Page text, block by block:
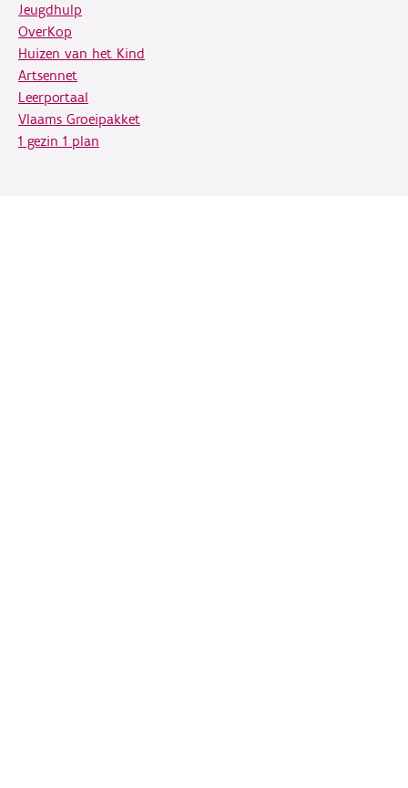
Jeugdhulp
OverKop
Huizen van het Kind
Artsennet
Leerportaal
Vlaams Groeipakket
1 gezin 1 plan